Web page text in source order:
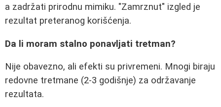
a zadržati prirodnu mimiku. "Zamrznut" izgled je
rezultat preteranog korišćenja.
Da li moram stalno ponavljati tretman?
Nije obavezno, ali efekti su privremeni. Mnogi biraju
redovne tretmane (2-3 godišnje) za održavanje
rezultata.